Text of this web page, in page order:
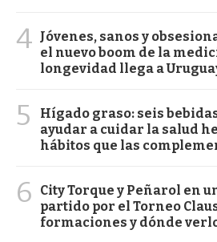
4 Jóvenes, sanos y
el nuevo boom de la
longevidad llega a
5
Hígado graso: seis
ayudar a cuidar la salud
hábitos que las
6
City Torque y Peñarol en
partido por el Torneo
formaciones y dónde